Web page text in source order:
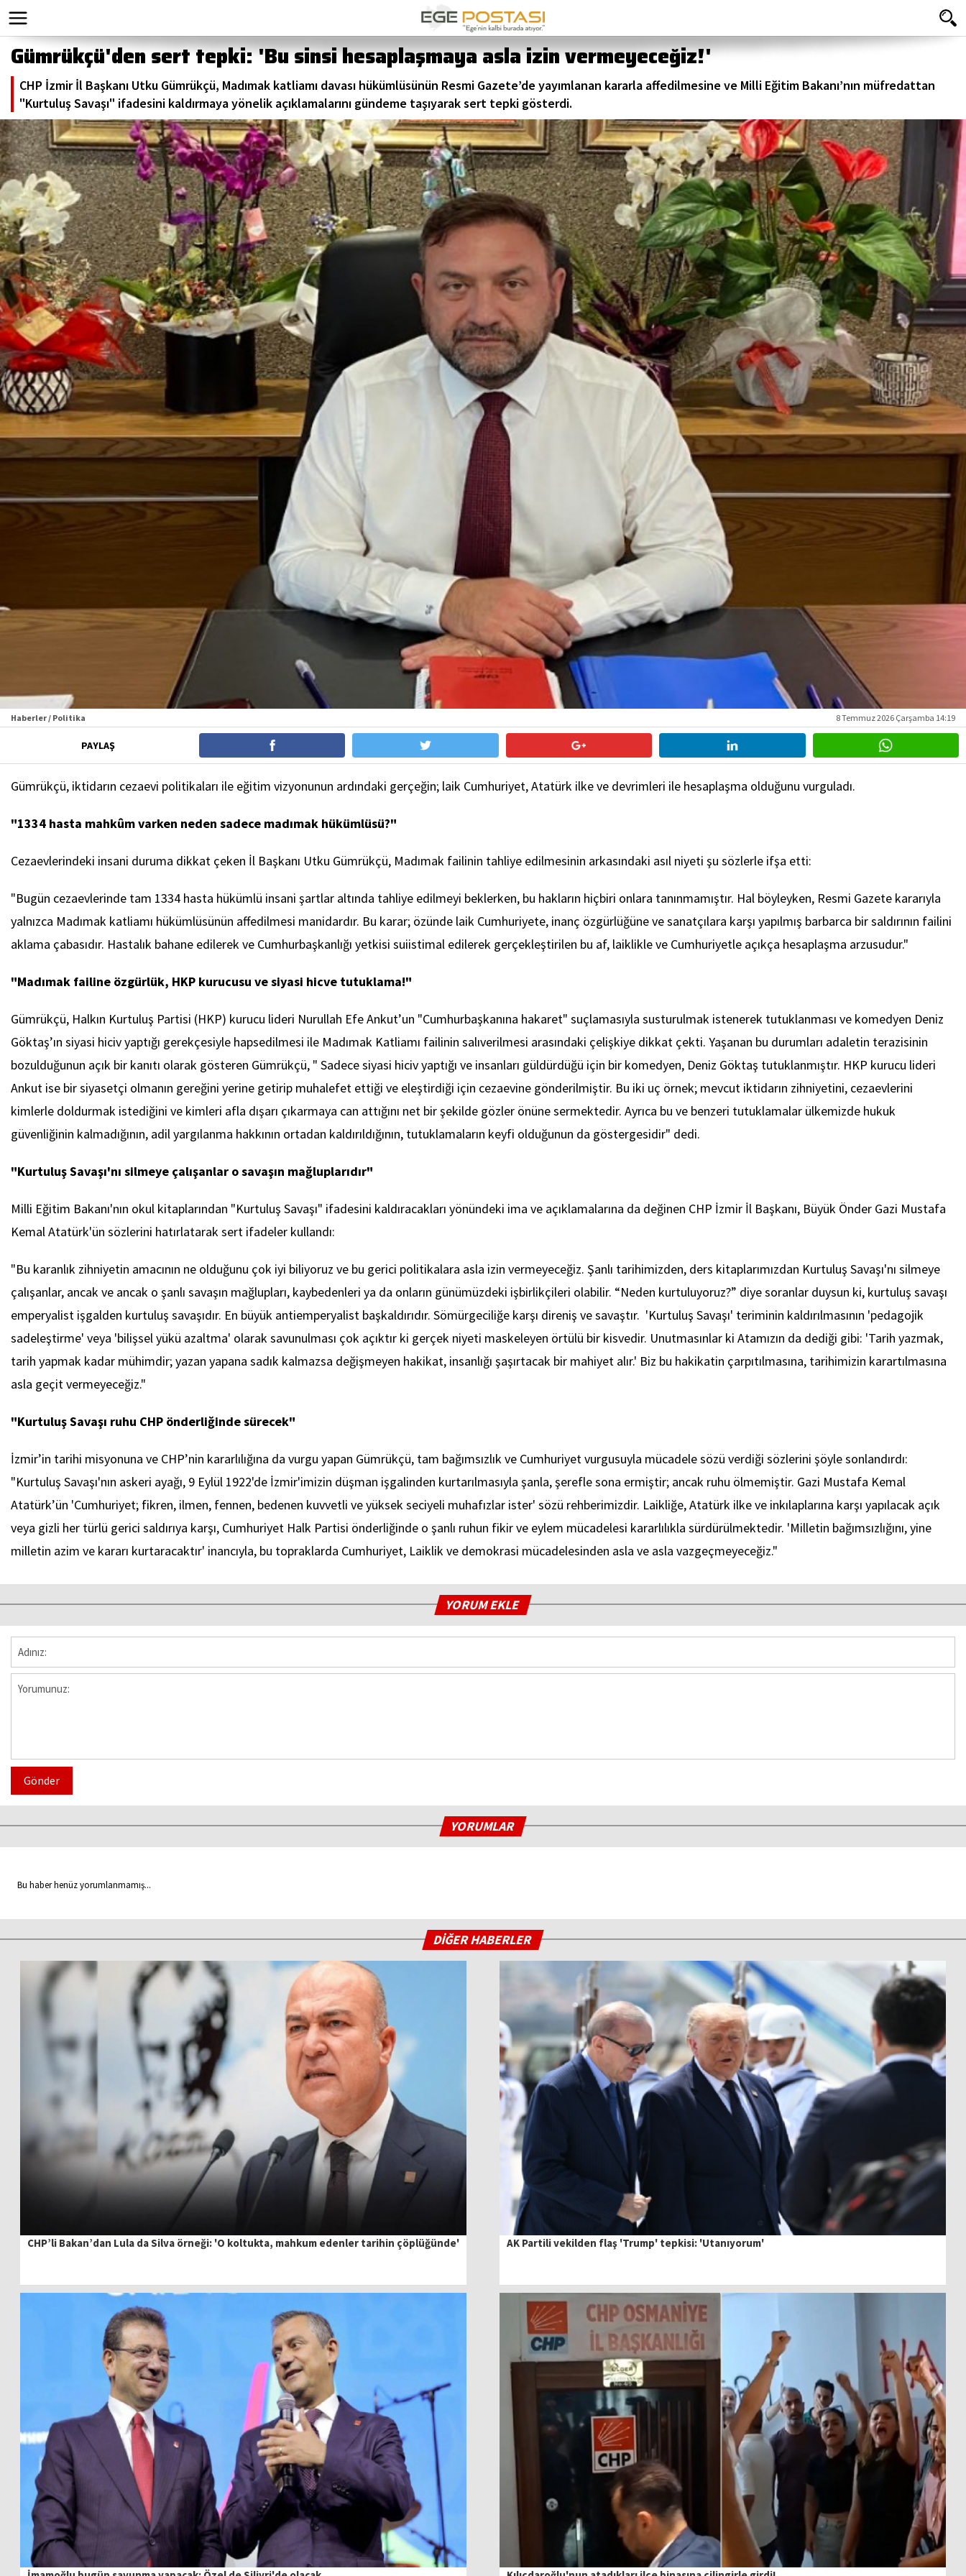
Gümrükçü'den sert tepki: 'Bu sinsi hesaplaşmaya asla izin vermeyeceğiz!'
CHP İzmir İl Başkanı Utku Gümrükçü, Madımak katliamı davası hükümlüsünün Resmi Gazete’de yayımlanan kararla affedilmesine ve Milli Eğitim Bakanı’nın müfredattan
"Kurtuluş Savaşı" ifadesini kaldırmaya yönelik açıklamalarını gündeme taşıyarak sert tepki gösterdi.
Haberler / Politika 8 Temmuz 2026 Çarşamba 14:19
PAYLAŞ
Gümrükçü, iktidarın cezaevi politikaları ile eğitim vizyonunun ardındaki gerçeğin; laik Cumhuriyet, Atatürk ilke ve devrimleri ile hesaplaşma olduğunu vurguladı.
"1334 hasta mahkûm varken neden sadece madımak hükümlüsü?"
Cezaevlerindeki insani duruma dikkat çeken İl Başkanı Utku Gümrükçü, Madımak failinin tahliye edilmesinin arkasındaki asıl niyeti şu sözlerle ifşa etti:
"Bugün cezaevlerinde tam 1334 hasta hükümlü insani şartlar altında tahliye edilmeyi beklerken, bu hakların hiçbiri onlara tanınmamıştır. Hal böyleyken, Resmi Gazete kararıyla
yalnızca Madımak katliamı hükümlüsünün affedilmesi manidardır. Bu karar; özünde laik Cumhuriyete, inanç özgürlüğüne ve sanatçılara karşı yapılmış barbarca bir saldırının failini
aklama çabasıdır. Hastalık bahane edilerek ve Cumhurbaşkanlığı yetkisi suiistimal edilerek gerçekleştirilen bu af, laiklikle ve Cumhuriyetle açıkça hesaplaşma arzusudur."
"Madımak failine özgürlük, HKP kurucusu ve siyasi hicve tutuklama!"
Gümrükçü, Halkın Kurtuluş Partisi (HKP) kurucu lideri Nurullah Efe Ankut’un "Cumhurbaşkanına hakaret" suçlamasıyla susturulmak istenerek tutuklanması ve komedyen Deniz
Göktaş’ın siyasi hiciv yaptığı gerekçesiyle hapsedilmesi ile Madımak Katliamı failinin salıverilmesi arasındaki çelişkiye dikkat çekti. Yaşanan bu durumları adaletin terazisinin
bozulduğunun açık bir kanıtı olarak gösteren Gümrükçü, " Sadece siyasi hiciv yaptığı ve insanları güldürdüğü için bir komedyen, Deniz Göktaş tutuklanmıştır. HKP kurucu lideri
Ankut ise bir siyasetçi olmanın gereğini yerine getirip muhalefet ettiği ve eleştirdiği için cezaevine gönderilmiştir. Bu iki uç örnek; mevcut iktidarın zihniyetini, cezaevlerini
kimlerle doldurmak istediğini ve kimleri afla dışarı çıkarmaya can attığını net bir şekilde gözler önüne sermektedir. Ayrıca bu ve benzeri tutuklamalar ülkemizde hukuk
güvenliğinin kalmadığının, adil yargılanma hakkının ortadan kaldırıldığının, tutuklamaların keyfi olduğunun da göstergesidir" dedi.
"Kurtuluş Savaşı'nı silmeye çalışanlar o savaşın mağluplarıdır"
Milli Eğitim Bakanı'nın okul kitaplarından "Kurtuluş Savaşı" ifadesini kaldıracakları yönündeki ima ve açıklamalarına da değinen CHP İzmir İl Başkanı, Büyük Önder Gazi Mustafa
Kemal Atatürk'ün sözlerini hatırlatarak sert ifadeler kullandı:
"Bu karanlık zihniyetin amacının ne olduğunu çok iyi biliyoruz ve bu gerici politikalara asla izin vermeyeceğiz. Şanlı tarihimizden, ders kitaplarımızdan Kurtuluş Savaşı'nı silmeye
çalışanlar, ancak ve ancak o şanlı savaşın mağlupları, kaybedenleri ya da onların günümüzdeki işbirlikçileri olabilir. “Neden kurtuluyoruz?” diye soranlar duysun ki, kurtuluş savaşı
emperyalist işgalden kurtuluş savaşıdır. En büyük antiemperyalist başkaldırıdır. Sömürgeciliğe karşı direniş ve savaştır. 'Kurtuluş Savaşı' teriminin kaldırılmasının 'pedagojik
sadeleştirme' veya 'bilişsel yükü azaltma' olarak savunulması çok açıktır ki gerçek niyeti maskeleyen örtülü bir kisvedir. Unutmasınlar ki Atamızın da dediği gibi: 'Tarih yazmak,
tarih yapmak kadar mühimdir; yazan yapana sadık kalmazsa değişmeyen hakikat, insanlığı şaşırtacak bir mahiyet alır.' Biz bu hakikatin çarpıtılmasına, tarihimizin karartılmasına
asla geçit vermeyeceğiz."
"Kurtuluş Savaşı ruhu CHP önderliğinde sürecek"
İzmir’in tarihi misyonuna ve CHP’nin kararlılığına da vurgu yapan Gümrükçü, tam bağımsızlık ve Cumhuriyet vurgusuyla mücadele sözü verdiği sözlerini şöyle sonlandırdı:
"Kurtuluş Savaşı'nın askeri ayağı, 9 Eylül 1922'de İzmir'imizin düşman işgalinden kurtarılmasıyla şanla, şerefle sona ermiştir; ancak ruhu ölmemiştir. Gazi Mustafa Kemal
Atatürk’ün 'Cumhuriyet; fikren, ilmen, fennen, bedenen kuvvetli ve yüksek seciyeli muhafızlar ister' sözü rehberimizdir. Laikliğe, Atatürk ilke ve inkılaplarına karşı yapılacak açık
veya gizli her türlü gerici saldırıya karşı, Cumhuriyet Halk Partisi önderliğinde o şanlı ruhun fikir ve eylem mücadelesi kararlılıkla sürdürülmektedir. 'Milletin bağımsızlığını, yine
milletin azim ve kararı kurtaracaktır' inancıyla, bu topraklarda Cumhuriyet, Laiklik ve demokrasi mücadelesinden asla ve asla vazgeçmeyeceğiz."
YORUM EKLE
Gönder
YORUMLAR
Bu haber henüz yorumlanmamış...
DİĞER HABERLER
CHP’li Bakan’dan Lula da Silva örneği: 'O koltukta, mahkum edenler tarihin çöplüğünde' AK Partili vekilden flaş 'Trump' tepkisi: 'Utanıyorum'